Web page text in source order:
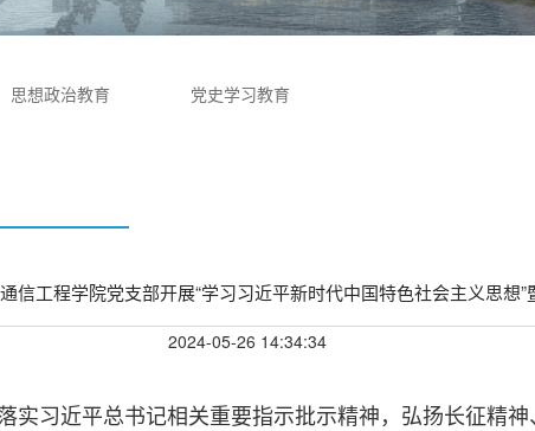
思想政治教育 党史学习教育
信工程学院党支部开展“学习习近平新时代中国特色社会主义思想
2024-05-26 14:34:34
习近平总书记相关重要指示批示精神，弘扬长征精